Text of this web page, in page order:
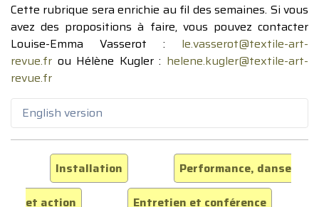
Cette rubrique sera enrichie au fil des semaines. Si vous
avez des propositions à faire, vous pouvez contacter
Louise-Emma Vasserot : le.vasserot@textile-art-
revue.fr ou Hélène Kugler : helene.kugler@textile-art-
revue.fr
English version
Installation
Performance, danse
et action
Entretien et conférence